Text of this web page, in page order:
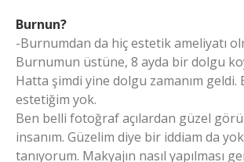
Burnun?
-Burnumdan da hiç estetik ameliyatı
Burnumun üstüne, 8 ayda bir dolgu
Hatta şimdi yine dolgu zamanım geldi.
estetiğim yok.
Ben belli fotoğraf açılardan güzel
insanım. Güzelim diye bir iddiam da
tanıyorum. Makyajın nasıl yapılması